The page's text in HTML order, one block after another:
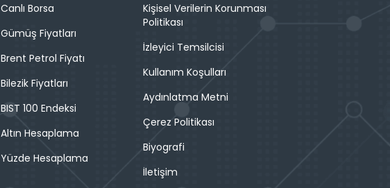
Canlı Borsa
Gümüş Fiyatları
Brent Petrol Fiyatı
Bilezik Fiyatları
BIST 100 Endeksi
Altın Hesaplama
Yüzde Hesaplama
Kişisel Verilerin Korunması
Politikası
İzleyici Temsilcisi
Kullanım Koşulları
Aydınlatma Metni
Çerez Politikası
Biyografi
İletişim